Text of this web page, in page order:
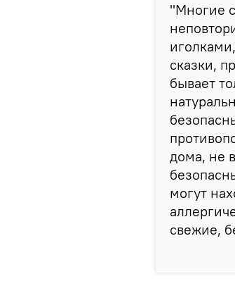
"Многие
сказки,
бывает
дома, не
могут
свежие,